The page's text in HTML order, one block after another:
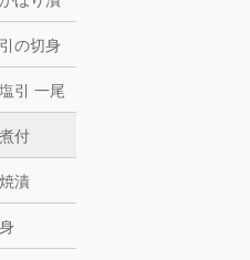
の切身
引 一尾
付
漬